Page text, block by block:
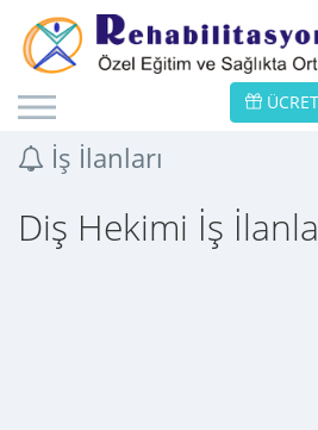
İş İlanları
Diş Hekimi İş